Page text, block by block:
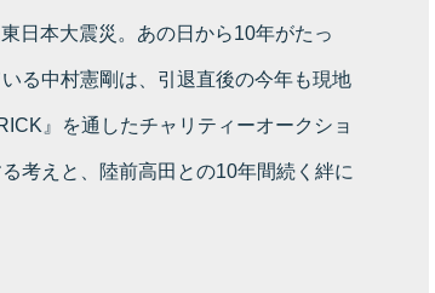
日本大震災。あの日から10年がたっ
る中村憲剛は、引退直後の今年も現地
』を通したチャリティーオークショ
考えと、陸前高田との10年間続く絆に